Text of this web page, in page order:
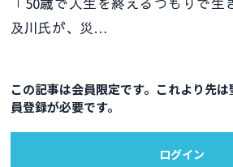
及川氏が、災…
この記事は会員限定です。これより先
員登録が必要です。
ログイン